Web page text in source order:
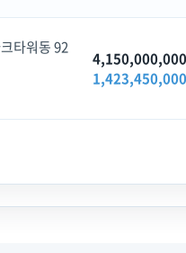
타워동 92
4,150,000,000
1,423,450,000